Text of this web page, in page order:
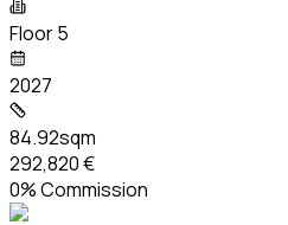
Floor 5
2027
84.92sqm
292,820 €
0% Commission